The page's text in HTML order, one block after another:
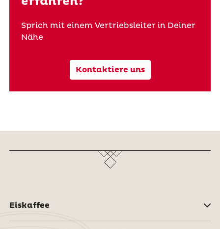
Sprich mit einem Vertriebsleiter in Deiner
Nähe
Kontaktiere uns
Eiskaffee